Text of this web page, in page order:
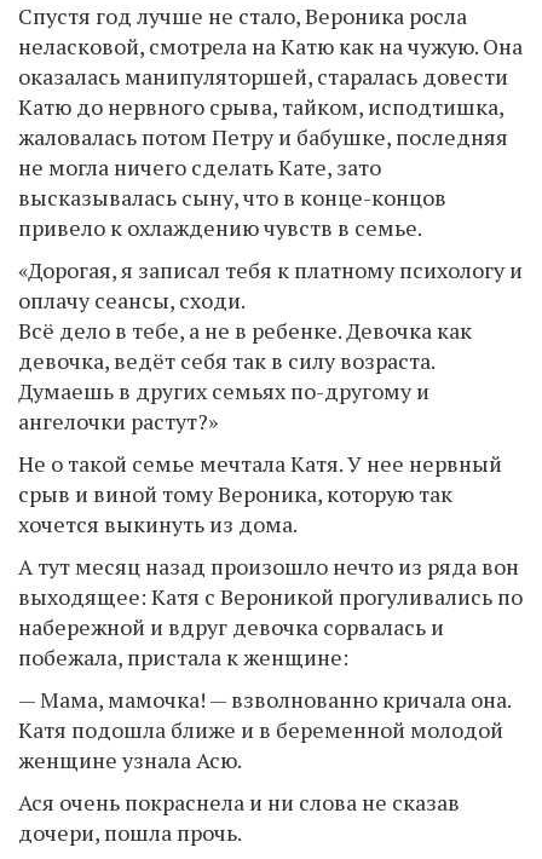
Спустя год лучше не стало, Вероника росла
неласковой, смотрела на Катю как на чужую. Она
оказалась манипуляторшей, старалась довести
Катю до нервного срыва, тайком, исподтишка,
жаловалась потом Петру и бабушке, последняя
не могла ничего сделать Кате, зато
высказывалась сыну, что в конце-концов
привело к охлаждению чувств в семье.
«Дорогая, я записал тебя к платному психологу и
оплачу сеансы, сходи.
Всё дело в тебе, а не в ребенке. Девочка как
девочка, ведёт себя так в силу возраста.
Думаешь в других семьях по-другому и
ангелочки растут?»
Не о такой семье мечтала Катя. У нее нервный
срыв и виной тому Вероника, которую так
хочется выкинуть из дома.
А тут месяц назад произошло нечто из ряда вон
выходящее: Катя с Вероникой прогуливались по
набережной и вдруг девочка сорвалась и
побежала, пристала к женщине:
— Мама, мамочка! — взволнованно кричала она.
Катя подошла ближе и в беременной молодой
женщине узнала Асю.
Ася очень покраснела и ни слова не сказав
дочери, пошла прочь.